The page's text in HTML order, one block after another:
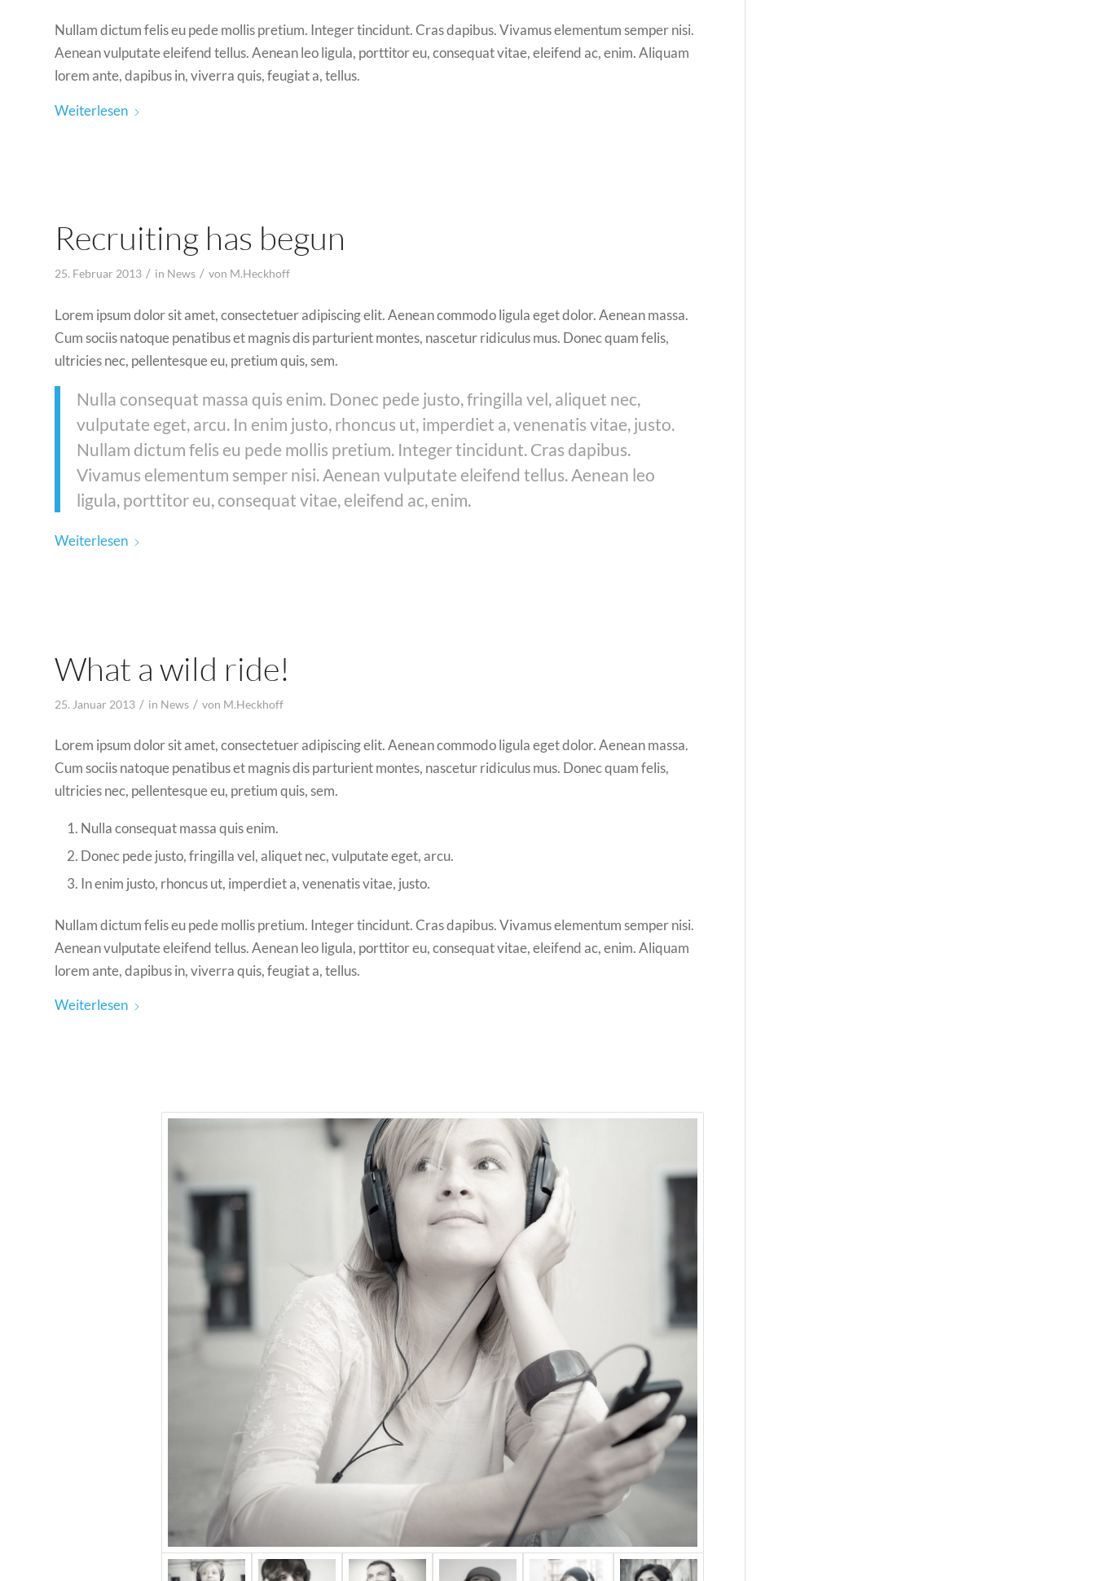
Nullam dictum felis eu pede mollis pretium. Integer tincidunt. Cras dapibus. Vivamus elementum semper nisi.
Aenean vulputate eleifend tellus. Aenean leo ligula, porttitor eu, consequat vitae, eleifend ac, enim. Aliquam
lorem ante, dapibus in, viverra quis, feugiat a, tellus.
Weiterlesen
Recruiting has begun
25. Februar 2013 / in News / von M.Heckhoff
Lorem ipsum dolor sit amet, consectetuer adipiscing elit. Aenean commodo ligula eget dolor. Aenean massa.
Cum sociis natoque penatibus et magnis dis parturient montes, nascetur ridiculus mus. Donec quam felis,
ultricies nec, pellentesque eu, pretium quis, sem.
Nulla consequat massa quis enim. Donec pede justo, fringilla vel, aliquet nec,
vulputate eget, arcu. In enim justo, rhoncus ut, imperdiet a, venenatis vitae, justo.
Nullam dictum felis eu pede mollis pretium. Integer tincidunt. Cras dapibus.
Vivamus elementum semper nisi. Aenean vulputate eleifend tellus. Aenean leo
ligula, porttitor eu, consequat vitae, eleifend ac, enim.
Weiterlesen
What a wild ride!
25. Januar 2013 / in News / von M.Heckhoff
Lorem ipsum dolor sit amet, consectetuer adipiscing elit. Aenean commodo ligula eget dolor. Aenean massa.
Cum sociis natoque penatibus et magnis dis parturient montes, nascetur ridiculus mus. Donec quam felis,
ultricies nec, pellentesque eu, pretium quis, sem.
Nulla consequat massa quis enim.
Donec pede justo, fringilla vel, aliquet nec, vulputate eget, arcu.
In enim justo, rhoncus ut, imperdiet a, venenatis vitae, justo.
Nullam dictum felis eu pede mollis pretium. Integer tincidunt. Cras dapibus. Vivamus elementum semper nisi.
Aenean vulputate eleifend tellus. Aenean leo ligula, porttitor eu, consequat vitae, eleifend ac, enim. Aliquam
lorem ante, dapibus in, viverra quis, feugiat a, tellus.
Weiterlesen